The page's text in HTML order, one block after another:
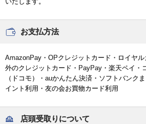
お支払方法
AmazonPay・OPクレジットカード・ロイヤ
外のクレジットカード・PayPay・楽天ペイ・
（ドコモ）・auかんたん決済・ソフトバンク
イント利用・友の会お買物カード利用
店頭受取りについて